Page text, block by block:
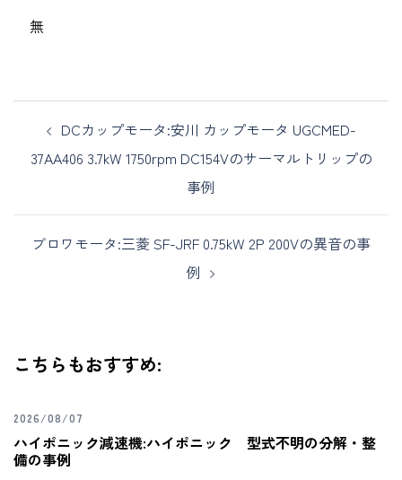
無
DCカップモータ:安川 カップモータ UGCMED-
37AA406 3.7kW 1750rpm DC154Vのサーマルトリップの
事例
ブロワモータ:三菱 SF-JRF 0.75kW 2P 200Vの異音の事
例
こちらもおすすめ:
2026/08/07
ハイポニック減速機:ハイポニック 型式不明の分解・整
備の事例